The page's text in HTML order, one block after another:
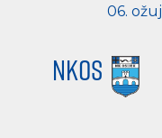
06.
NKOS